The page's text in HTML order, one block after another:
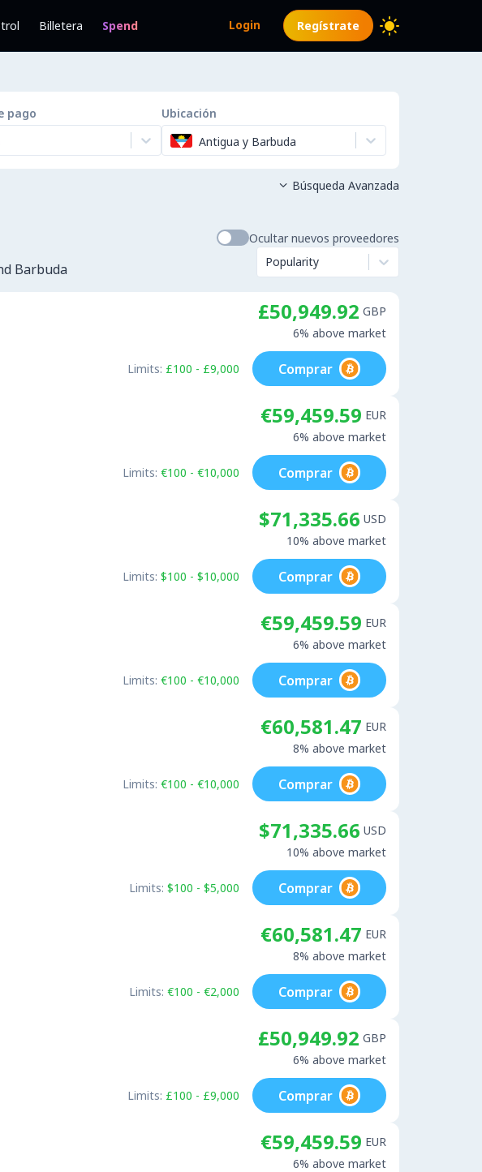
Billetera Spend Login Regístrate
pago
Ubicación
Antigua y Barbuda
 Búsqueda Avanzada
Barbuda
Ocultar nuevos proveedores
Popularity
£50,949.92 GBP
6% above market
Limits: £100 - £9,000 Comprar
€59,459.59 EUR
6% above market
Limits: €100 - €10,000 Comprar
$71,335.66 USD
10% above market
Limits: $100 - $10,000 Comprar
€59,459.59 EUR
6% above market
Limits: €100 - €10,000 Comprar
€60,581.47 EUR
8% above market
Limits: €100 - €10,000 Comprar
$71,335.66 USD
10% above market
Limits: $100 - $5,000 Comprar
€60,581.47 EUR
8% above market
Limits: €100 - €2,000 Comprar
£50,949.92 GBP
6% above market
Limits: £100 - £9,000 Comprar
€59,459.59 EUR
6% above market